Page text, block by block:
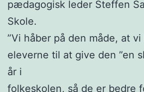
pædagogisk leder Steffen
Skole.
”Vi håber på den måde, at
eleverne til at give den ”en
år i
folkeskolen, så de er bedre